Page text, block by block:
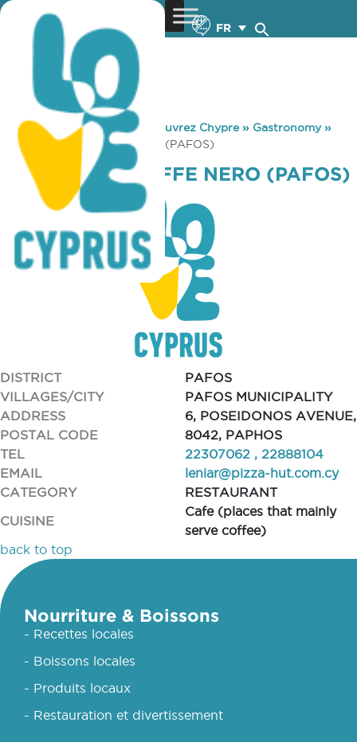
FR
You are here: Home »Découvrez Chypre» Gastronomy»
PIZZA HUT – CAFFE NERO (PAFOS)
PIZZA HUT – CAFFE NERO (PAFOS)
DISTRICT
PAFOS
VILLAGES/CITY
PAFOS MUNICIPALITY
ADDRESS
6, POSEIDONOS AVENUE,
POSTAL CODE
8042, PAPHOS
TEL
22307062 , 22888104
EMAIL
leniar@pizza-hut.com.cy
CATEGORY
RESTAURANT
CUISINE
Cafe (places that mainly
serve coffee)
back to top
Nourriture & Boissons
- Recettes locales
- Boissons locales
- Produits locaux
- Restauration et divertissement